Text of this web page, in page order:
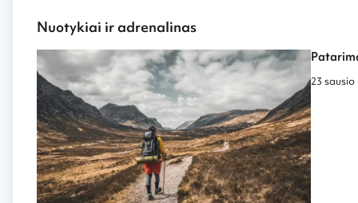
Nuotykiai ir adrenalinas
23 sausio